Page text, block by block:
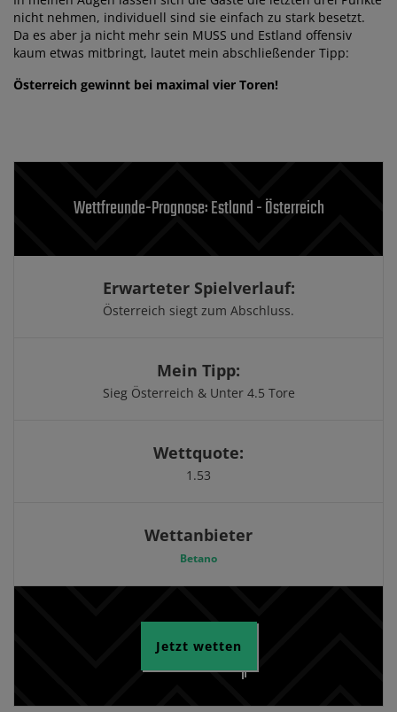
nicht nehmen, individuell sind sie einfach zu stark besetzt.
Da es aber ja nicht mehr sein MUSS und Estland offensiv
kaum etwas mitbringt, lautet mein abschließender Tipp:
Österreich gewinnt bei maximal vier Toren!
Wettfreunde-Prognose: Estland - Österreich
Erwarteter Spielverlauf:
Österreich siegt zum Abschluss.
Mein Tipp:
Sieg Österreich & Unter 4.5 Tore
Wettquote:
1.53
Wettanbieter
Betano
Jetzt wetten